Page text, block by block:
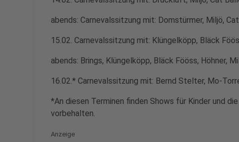
abends: Carnevalssitzung mit: Domstürmer, Miljö,
15.02. Carnevalssitzung mit: Klüngelköpp, Bläck
abends: Brings, Klüngelköpp, Bläck Fööss, Höhner,
16.02.* Carnevalssitzung mit: Bernd Stelter, Mo-
*An diesen Terminen finden Shows für Kinder und
vorbehalten.
Anzeige